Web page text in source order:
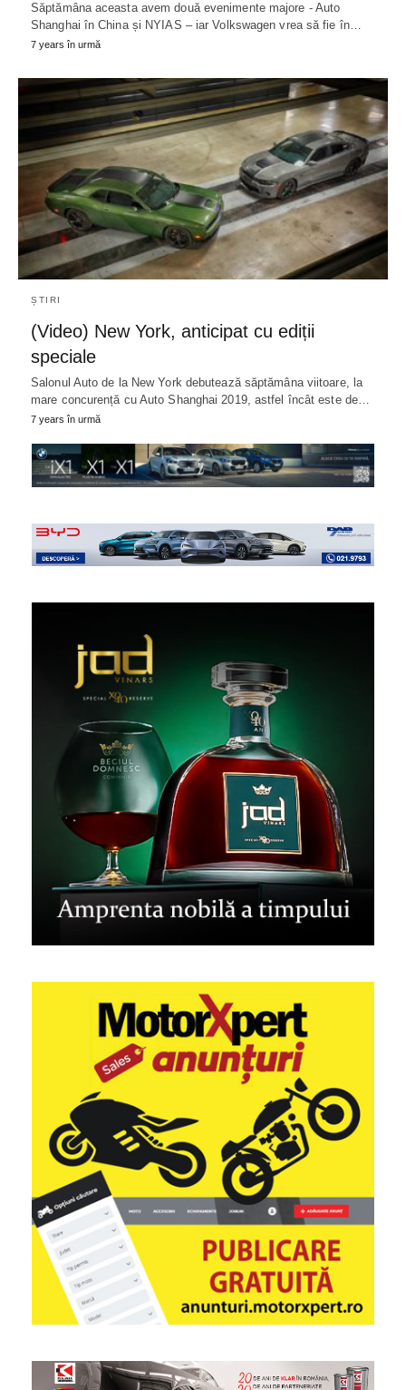
Săptămâna aceasta avem două evenimente majore - Auto
Shanghai în China și NYIAS – iar Volkswagen vrea să fie în…
7 years în urmă
ȘTIRI
(Video) New York, anticipat cu ediții
speciale
Salonul Auto de la New York debutează săptămâna viitoare, la
mare concurență cu Auto Shanghai 2019, astfel încât este de…
7 years în urmă